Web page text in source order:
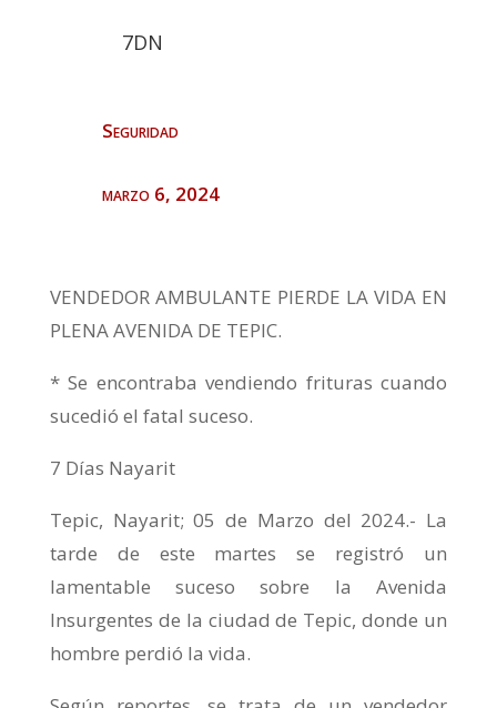
7DN
Seguridad
marzo 6, 2024
VENDEDOR AMBULANTE PIERDE LA VIDA EN
PLENA AVENIDA DE TEPIC.
* Se encontraba vendiendo frituras cuando
sucedió el fatal suceso.
7 Días Nayarit
Tepic, Nayarit; 05 de Marzo del 2024.- La
tarde de este martes se registró un
lamentable suceso sobre la Avenida
Insurgentes de la ciudad de Tepic, donde un
hombre perdió la vida.